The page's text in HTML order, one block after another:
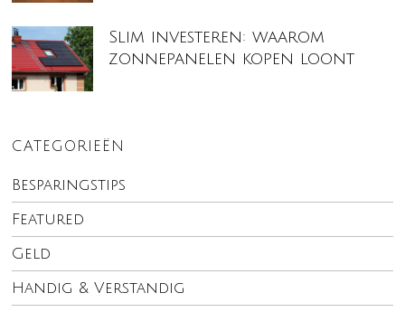
Slim investeren: waarom
zonnepanelen kopen loont
CATEGORIEËN
Besparingstips
Featured
Geld
Handig & Verstandig